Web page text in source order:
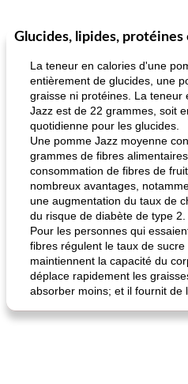
30min
Marques de confiance: recettes et
fiesta tostadas
Glucides, lipides,
La teneur en calories d'une
entièrement de glucides, une
graisse ni protéines. La teneur
Jazz est de 22 grammes, soit
quotidienne pour les glucides.
Une pomme Jazz moyenne
grammes de fibres
consommation de fibres de
nombreux avantages,
une augmentation du taux de
du risque de diabète de type 2.
Pour les personnes qui
fibres régulent le taux de
maintiennent la capacité du
déplace rapidement les
absorber moins; et il fournit de